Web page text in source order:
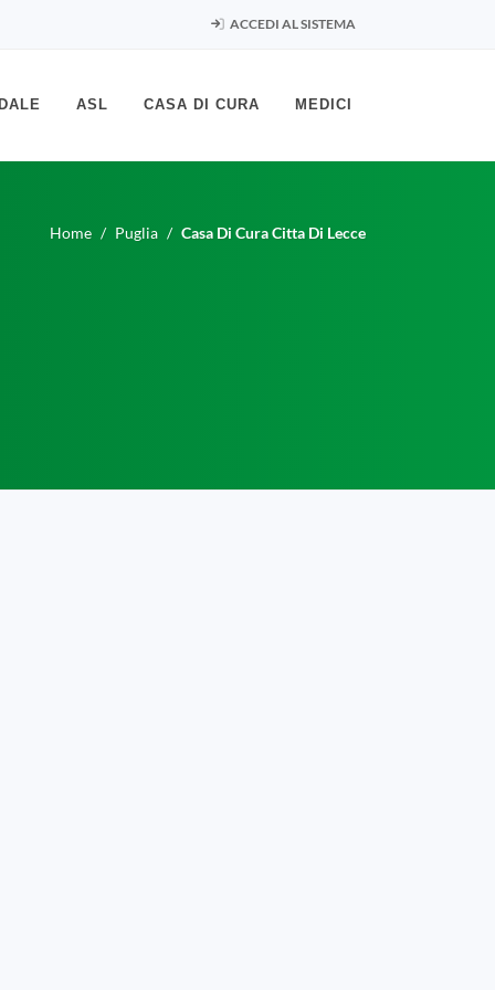
ACCEDI AL SISTEMA
ASL CASA DI CURA MEDICI
Home Puglia Casa Di Cura Citta Di Lecce